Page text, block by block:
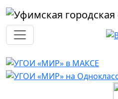
Перейти к основному